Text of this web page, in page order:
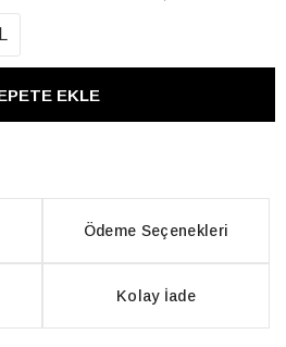
Ödeme Seçenekleri
Kolay İade